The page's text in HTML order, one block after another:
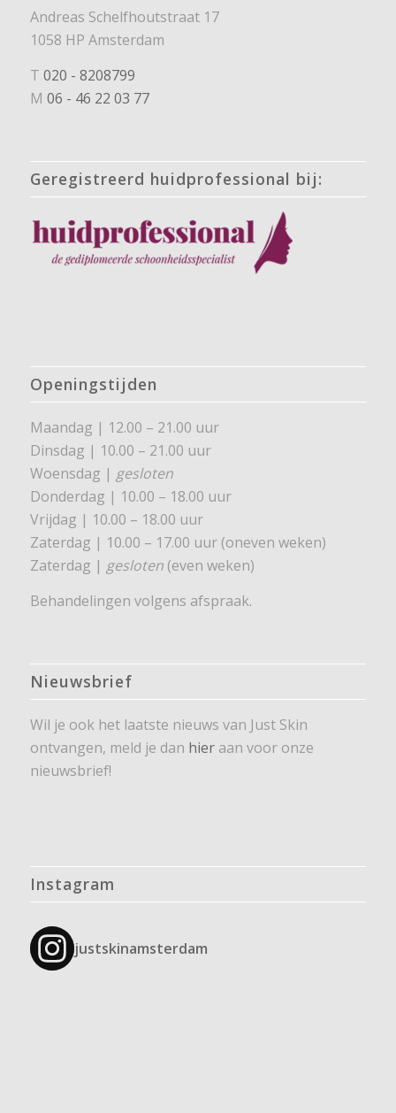
Andreas Schelfhoutstraat 17
1058 HP Amsterdam
T 020 - 8208799
M 06 - 46 22 03 77
Geregistreerd huidprofessional bij:
Openingstijden
Maandag | 12.00 – 21.00 uur
Dinsdag | 10.00 – 21.00 uur
Woensdag | gesloten
Donderdag | 10.00 – 18.00 uur
Vrijdag | 10.00 – 18.00 uur
Zaterdag | 10.00 – 17.00 uur (oneven weken)
Zaterdag | gesloten(even weken)
Behandelingen volgens afspraak.
Nieuwsbrief
Wil je ook het laatste nieuws van Just Skin
ontvangen, meld je dan hieraan voor onze
nieuwsbrief!
Instagram
justskinamsterdam